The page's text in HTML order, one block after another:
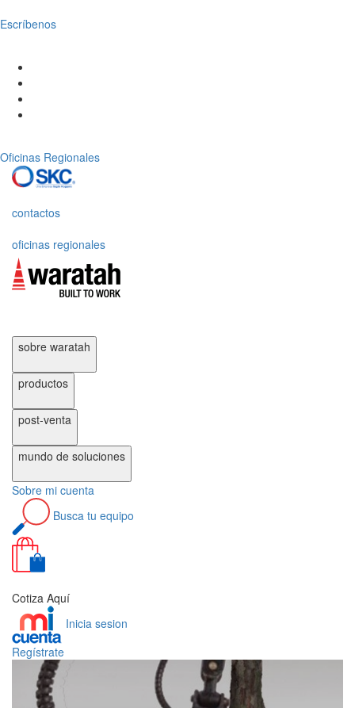
Escríbenos
Oficinas Regionales
contactos
oficinas regionales
sobre waratah
productos
post-venta
mundo de soluciones
Sobre mi cuenta
Busca tu equipo
Cotiza Aquí
Inicia sesion
Regístrate